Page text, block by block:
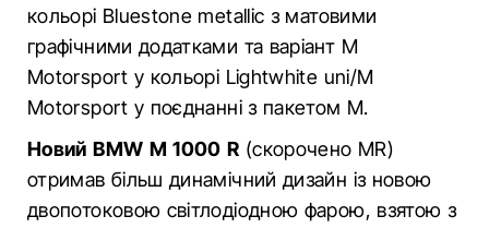
кольорі Bluestone metallic з матовими
графічними додатками та варіант M
Motorsport у кольорі Lightwhite uni/M
Motorsport у поєднанні з пакетом M.
Новий BMW M 1000 R (скорочено MR)
отримав більш динамічний дизайн із новою
двопотоковою світлодіодною фарою, взятою з